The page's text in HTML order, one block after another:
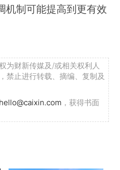
机制可能提高到更有效
为财新传媒及/或相关权利人
禁止进行转载、摘编、复制及
hello@caixin.com ，获得书面